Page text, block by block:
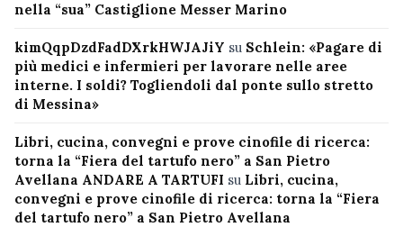
nella “sua” Castiglione Messer Marino
kimQqpDzdFadDXrkHWJAJiY su Schlein: «Pagare di
più medici e infermieri per lavorare nelle aree
interne. I soldi? Togliendoli dal ponte sullo stretto
di Messina»
Libri, cucina, convegni e prove cinofile di ricerca:
torna la “Fiera del tartufo nero” a San Pietro
Avellana ANDARE A TARTUFI su Libri, cucina,
convegni e prove cinofile di ricerca: torna la “Fiera
del tartufo nero” a San Pietro Avellana